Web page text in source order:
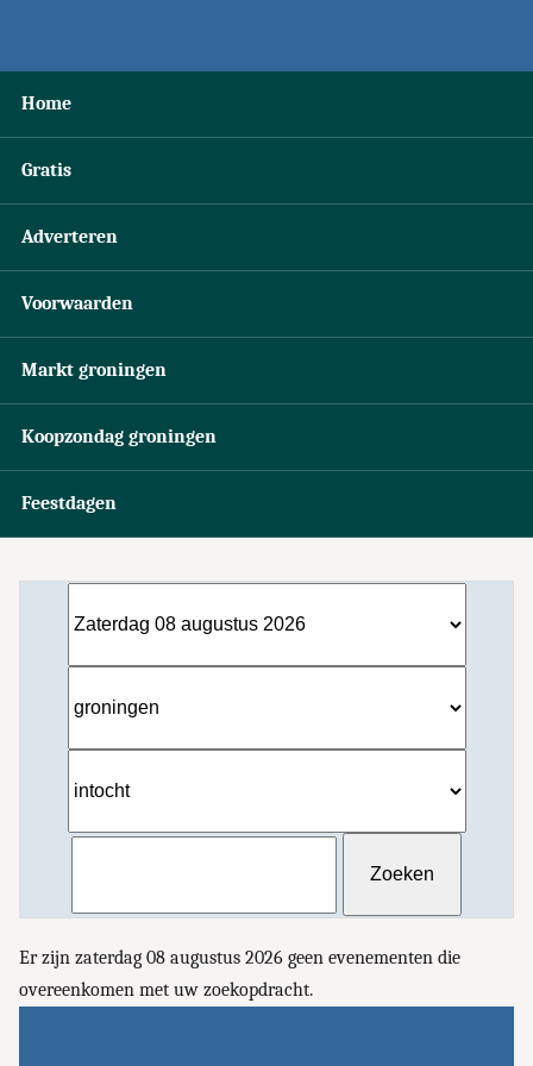
Home
Gratis
Adverteren
Voorwaarden
Markt groningen
Koopzondag groningen
Feestdagen
Er zijn zaterdag 08 augustus 2026 geen evenementen die
overeenkomen met uw zoekopdracht.